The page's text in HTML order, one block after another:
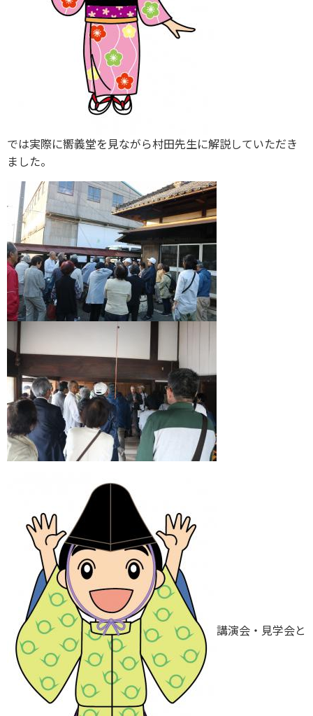
では実際に嚮義堂を見ながら村田先生に解説していただき
ました。
講演会・見学会と